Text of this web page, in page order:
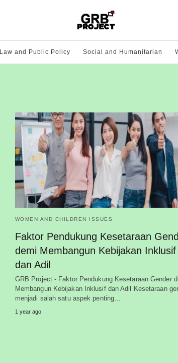
Law and Public Policy Social and Humanitarian
WOMEN AND CHILDREN ISSUES
Faktor Pendukung Kesetaraan
demi Membangun Kebijakan Inklusif
dan Adil
GRB Project - Faktor Pendukung Kesetaraan Gender
Membangun Kebijakan Inklusif dan Adil Kesetaraan
menjadi salah satu aspek penting…
1 year ago